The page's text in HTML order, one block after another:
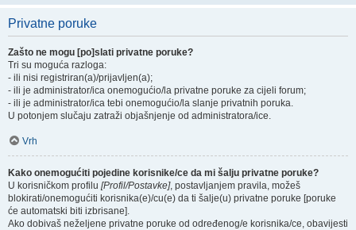
Privatne poruke
Zašto ne mogu [po]slati privatne poruke?
Tri su moguća razloga:
- ili nisi registriran(a)/prijavljen(a);
- ili je administrator/ica onemogućio/la privatne poruke za cijeli forum;
- ili je administrator/ica tebi onemogućio/la slanje privatnih poruka.
U potonjem slučaju zatraži objašnjenje od administratora/ice.
Vrh
Kako onemogućiti pojedine korisnike/ce da mi šalju privatne poruke?
U korisničkom profilu [Profil/Postavke], postavljanjem pravila, možeš
blokirati/onemogućiti korisnika(e)/cu(e) da ti šalje(u) privatne poruke [poruke
će automatski biti izbrisane].
Ako dobivaš neželjene privatne poruke od određenog/e korisnika/ce, obavijesti